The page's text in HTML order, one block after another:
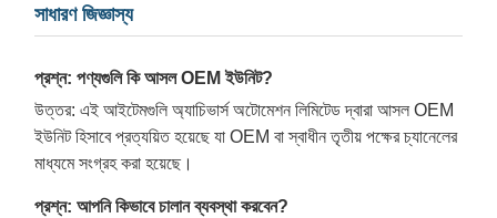
সাধারণ জিজ্ঞাস্য
প্রশ্ন: পণ্যগুলি কি আসল OEM ইউনিট?
উত্তর: এই আইটেমগুলি অ্যাচিভার্স অটোমেশন লিমিটেড দ্বারা আসল OEM
ইউনিট হিসাবে প্রত্যয়িত হয়েছে যা OEM বা স্বাধীন তৃতীয় পক্ষের চ্যানেলের
মাধ্যমে সংগ্রহ করা হয়েছে।
প্রশ্ন: আপনি কিভাবে চালান ব্যবস্থা করবেন?